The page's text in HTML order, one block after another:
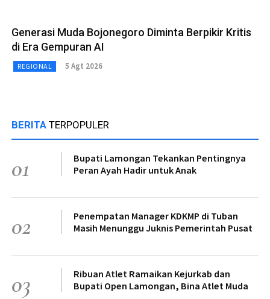
Generasi Muda Bojonegoro Diminta Berpikir Kritis
di Era Gempuran AI
REGIONAL 5 Agt 2026
BERITA TERPOPULER
01
Bupati Lamongan Tekankan Pentingnya
Peran Ayah Hadir untuk Anak
02
Penempatan Manager KDKMP di Tuban
Masih Menunggu Juknis Pemerintah Pusat
03
Ribuan Atlet Ramaikan Kejurkab dan
Bupati Open Lamongan, Bina Atlet Muda